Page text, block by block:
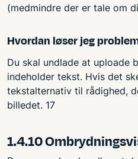
(medmindre der er tale om
Hvordan løser jeg
Du skal undlade at uploade
indeholder tekst. Hvis det
tekstalternativ til rådighed,
billedet. 17
1.4.10